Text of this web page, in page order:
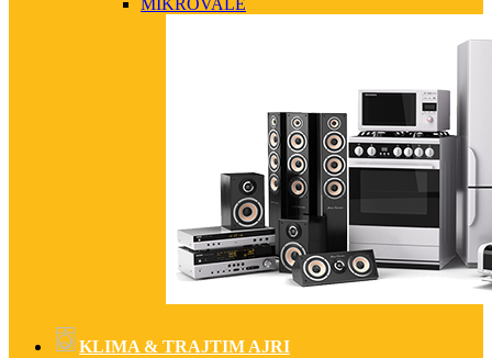
MIKROVALË
KLIMA & TRAJTIM AJRI